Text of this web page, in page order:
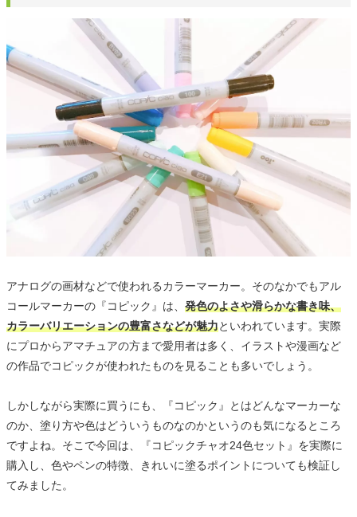
アナログの画材などで使われるカラーマーカー。そのなかでもアル
コールマーカーの『コピック』は、 発色のよさや滑らかな書き味、
カラーバリエーションの豊富さなどが魅力といわれています。実際
にプロからアマチュアの方まで愛用者は多く、イラストや漫画など
の作品でコピックが使われたものを見ることも多いでしょう。
しかしながら実際に買うにも、『コピック』とはどんなマーカーな
のか、塗り方や色はどういうものなのかというのも気になるところ
ですよね。そこで今回は、『コピックチャオ24色セット』を実際に
購入し、色やペンの特徴、きれいに塗るポイントについても検証し
てみました。